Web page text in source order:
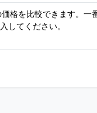
格を比較できます。一
してください。